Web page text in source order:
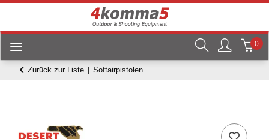
0
Zurück zur Liste Softairpistolen